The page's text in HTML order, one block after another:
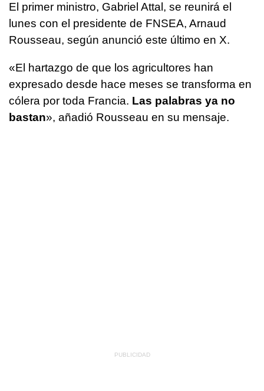
El primer ministro, Gabriel Attal, se reunirá el
lunes con el presidente de FNSEA, Arnaud
Rousseau, según anunció este último en X.
«El hartazgo de que los agricultores han
expresado desde hace meses se transforma en
cólera por toda Francia. Las palabras ya no
bastan», añadió Rousseau en su mensaje.